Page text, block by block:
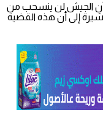
أن الجيش لن ينسحب من
إلى أن هذه القضية